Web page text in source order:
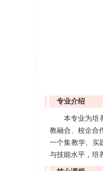
专业介绍
本专业为培
教融合、校企合
一个集教学、实
与技能水平，培